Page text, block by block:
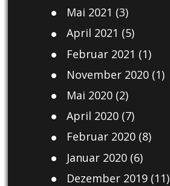
Mai 2021 (3)
April 2021 (5)
Februar 2021 (1)
November 2020(1)
Mai 2020(2)
April 2020(7)
Februar 2020(8)
Januar 2020(6)
Dezember 2019(11)